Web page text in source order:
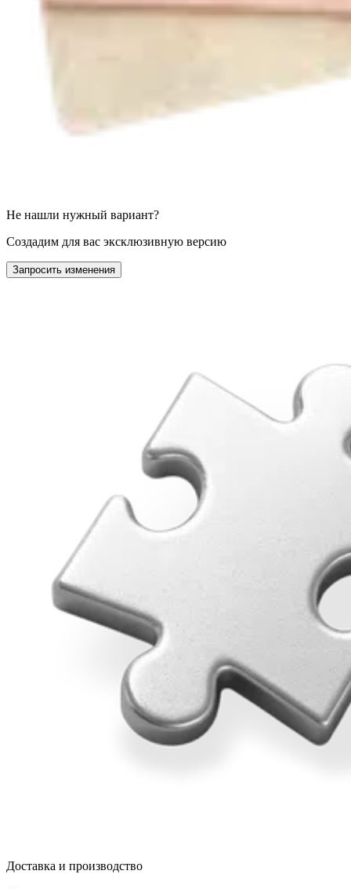
Не нашли нужный вариант?
Создадим для вас эксклюзивную версию
Запросить изменения
Доставка и производство